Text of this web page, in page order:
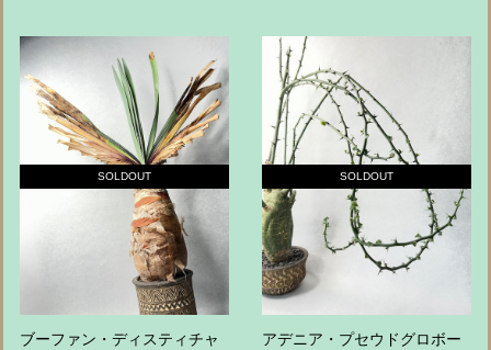
SOLDOUT
ブーファン・ディスティチャ
SOLDOUT
アデニア・プセウドグロボー